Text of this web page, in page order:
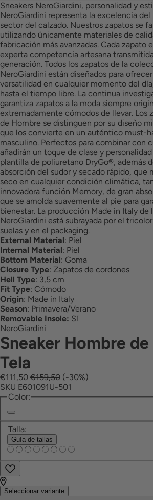
Sneakers NeroGiardini, personalidad y
NeroGiardini representa la excelencia
sector del calzado. Nuestros zapatos se
utilizando únicamente materiales de
fabricación más avanzadas. Cada zapato
experta competencia artesana
generación. Todos los zapatos de la
NeroGiardini están diseñados para
versatilidad en cualquier momento del
hasta el tiempo libre. La continua
garantiza zapatos a la moda siempre
extremadamente cómodos de llevar. Los
de Hombre se distinguen por su diseño
que los convierte en un auténtico must-
masculino. Perfectos para combinar con
añadirán un toque de clase y
plantilla de poliuretano DryGo®, además
absorción del sudor y secado rápido, que
seco en cualquier condición climática,
innovadora función Memory, de gran
que se amolda suavemente al pie para
bienestar. La producción Made in Italy de
NeroGiardini está subrayada por el
suelas y en el packaging.
External Material: Piel
Internal Material: Piel
Bottom Material: Goma
Closure Type: Zapatos de cordones
Hell Type: 3,5 cm
Fit Type: Cómodo
Origin: Made in Italy
Season: Primavera/Verano
Removable Insole: Sí
NeroGiardini
Sneaker Hombre
Tela
€111,50 €159,50 (-30%)
SKU E601091U-501
Color:
Talla:
Guía de tallas
Añadir
a
en
tienda
Seleccionar variante